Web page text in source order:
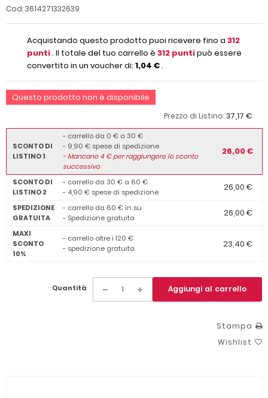
Cod:3614271332639
Acquistando questo prodotto puoi ricevere fino a 312
punti. Il totale del tuo carrello è 312 puntipuò essere
convertito in un voucher di: 1,04 €.
Questo prodotto non è disponibile
Prezzo di Listino:37,17 €
SCONTO DI
LISTINO 1
- carrello da 0 € a 30 €
- 9,90 € spese di spedizione
-Mancano4€ per raggiungere lo sconto
successivo
26,00 €
SCONTO DI
LISTINO 2
- carrello da 30 € a 60 €
- 4,90 € spese di spedizione
26,00 €
SPEDIZIONE
GRATUITA
- carrello da 60 € in su
- Spedizione gratuita
26,00 €
MAXI
SCONTO
10%
- carrello oltre i 120 €
- spedizione gratuita
23,40 €
Quantità Aggiungi al carrello
Stampa
Wishlist